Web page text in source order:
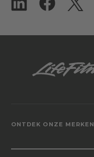
ONTDEK ONZE MERKEN